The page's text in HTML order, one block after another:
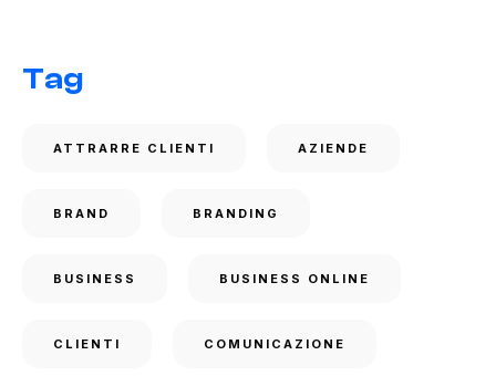
Tag
ATTRARRE CLIENTI AZIENDE
BRAND BRANDING
BUSINESS BUSINESS ONLINE
CLIENTI COMUNICAZIONE